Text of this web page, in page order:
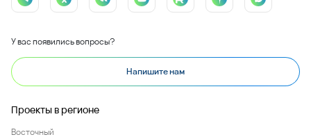
У вас появились вопросы?
Напишите нам
Проекты в регионе
Восточный